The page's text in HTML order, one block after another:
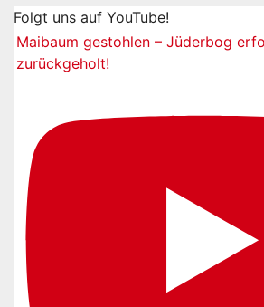
Folgt uns auf YouTube!
Maibaum gestohlen – Jüderbog
zurückgeholt!